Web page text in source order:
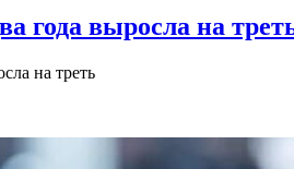
года выросла на
на треть